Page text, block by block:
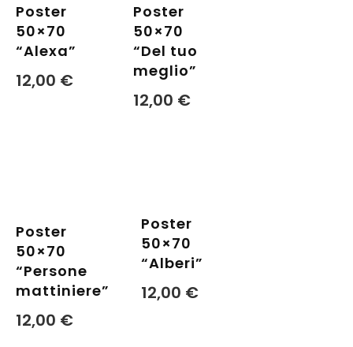
Poster
50×70
“Alexa”
12,00 €
Poster
50×70
“Del tuo
meglio”
12,00 €
Poster
50×70
“Persone
mattiniere”
12,00 €
Poster
50×70
“Alberi”
12,00 €